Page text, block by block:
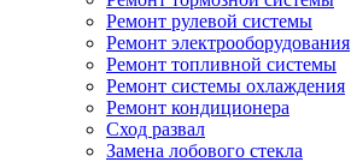
Ремонт рулевой системы
Ремонт электрооборудования
Ремонт топливной системы
Ремонт системы охлаждения
Ремонт кондиционера
Сход развал
Замена лобового стекла